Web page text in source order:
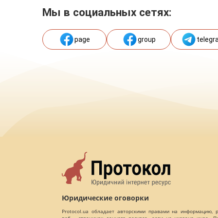
Мы в социальных сетях:
page group
Юридические оговорки
Protocol.ua обладает авторскими правами на информацию,